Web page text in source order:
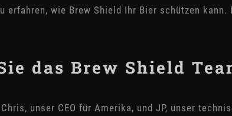
wie Brew Shield Ihr Bier schützen kann.
das Brew Shield
unser CEO für Amerika, und JP, unser